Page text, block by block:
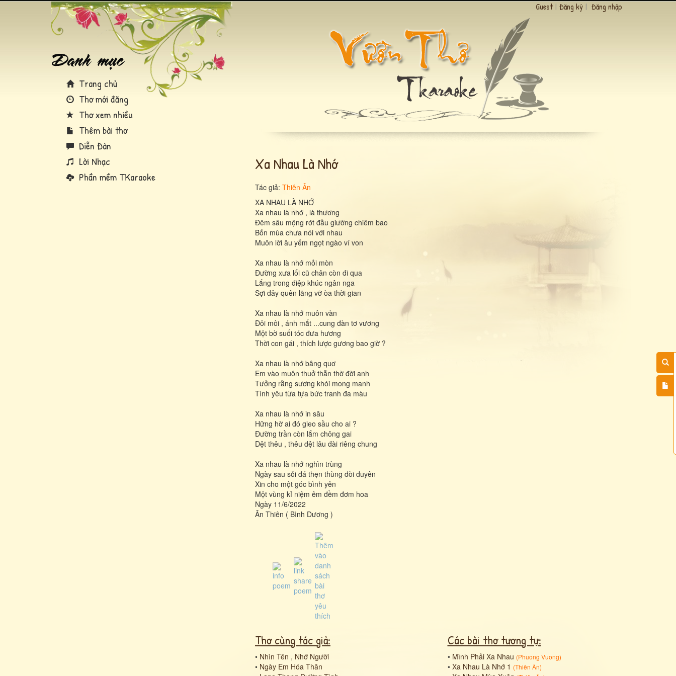
Trang chủ
Thơ mới đăng
Thơ xem nhiều
Thêm bài thơ
Diễn Đàn
Lời Nhạc
Phần mềm TKaraoke
Guest | Đăng ký | Đăng nhập
Xa Nhau Là Nhớ
Tác giả: Thiên Ân
XA NHAU LÀ NHỚ
Xa nhau là nhớ , là thương
Đêm sâu mộng rớt đầu giường chiêm bao
Bốn mùa chưa nói với nhau
Muôn lời âu yếm ngọt ngào ví von
Xa nhau là nhớ mỏi mòn
Đường xưa lối cũ chân còn đi qua
Lắng trong điệp khúc ngân nga
Sợi dây quên lãng vỡ òa thời gian
Xa nhau là nhớ muôn vàn
Đôi môi , ánh mắt ...cung đàn tơ vương
Một bờ suối tóc đưa hương
Thời con gái , thích lược gương bao giờ ?
Xa nhau là nhớ bâng quơ
Em vào muôn thuở thẫn thờ đời anh
Tưởng rằng sương khói mong manh
Tình yêu từa tựa bức tranh đa màu
Xa nhau là nhớ in sâu
Hững hờ ai đó gieo sầu cho ai ?
Đường trần còn lắm chông gai
Dệt thêu , thêu dệt lâu đài riêng chung
Xa nhau là nhớ nghìn trùng
Ngày sau sỏi đá thẹn thùng đòi duyên
Xin cho một góc bình yên
Một vùng kỉ niệm êm đềm đơm hoa
Ngày 11/6/2022
Ân Thiên ( Bình Dương )
Thơ cùng tác giả:
• Nhìn Tên , Nhớ Người
• Ngày Em Hóa Thân
Các bài thơ tương tự:
• Mình Phải Xa Nhau (Phuong Vuong)
• Xa Nhau Là Nhớ 1 (Thiên Ân)